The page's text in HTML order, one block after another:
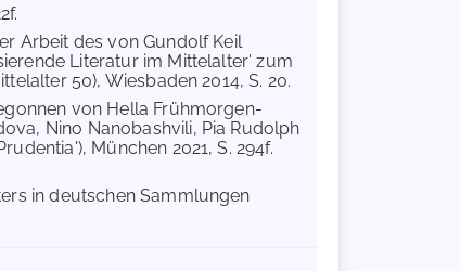
Arbeit des von Gundolf Keil
Literatur im Mittelalter' zum
50), Wiesbaden 2014, S. 20.
von Hella Frühmorgen-
Nino Nanobashvili, Pia Rudolph
München 2021, S. 294f.
in deutschen Sammlungen